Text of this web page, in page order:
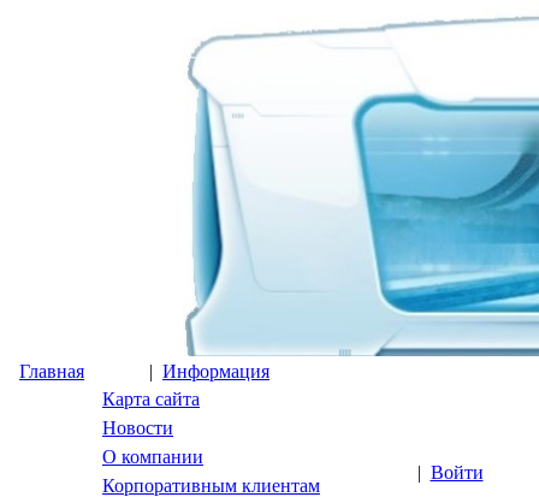
Главная | Информация
Карта сайта
Новости
О компании
Корпоративным клиентам
| Войти